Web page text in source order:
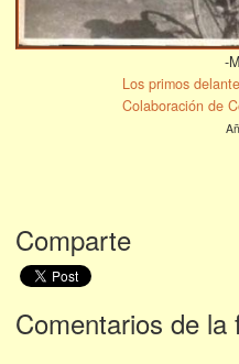
-
Los primos
Colaboración de
Comparte
Comentarios de la